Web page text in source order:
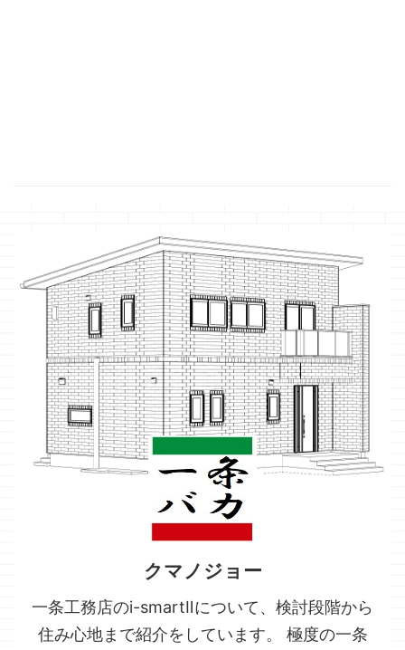
クマノジョー
一条工務店のi-smartⅡについて、検討段階から
住み心地まで紹介をしています。 極度の一条